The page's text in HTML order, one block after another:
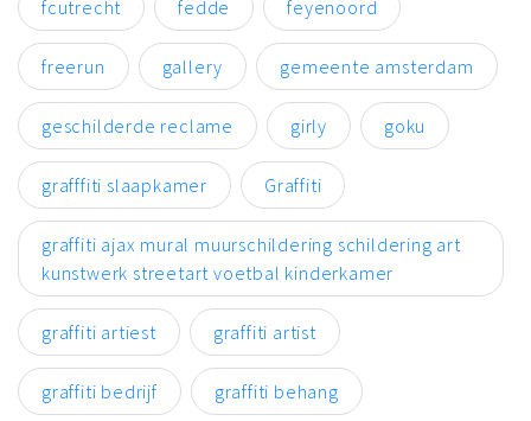
fcutrecht fedde feyenoord
freerun gallery gemeente amsterdam
geschilderde reclame girly goku
grafffiti slaapkamer Graffiti
graffiti ajax mural muurschildering schildering art
kunstwerk streetart voetbal kinderkamer
graffiti artiest graffiti artist
graffiti bedrijf graffiti behang